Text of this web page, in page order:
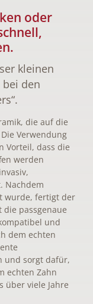
oder
kleinen
bei den
die auf die
Verwendung
Vorteil, dass die
werden
Nachdem
wurde, fertigt der
passgenaue
und
dem echten
und sorgt dafür,
echten Zahn
über viele Jahre